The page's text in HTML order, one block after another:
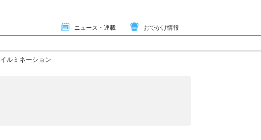
ニュース・連載 おでかけ情報
イルミネーション